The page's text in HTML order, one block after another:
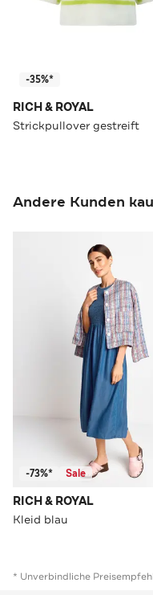
-35%*
RICH & ROYAL
Strickpullover gestreift
Andere Kunden
-73%* Sale
RICH & ROYAL
Kleid blau
* Unverbindliche